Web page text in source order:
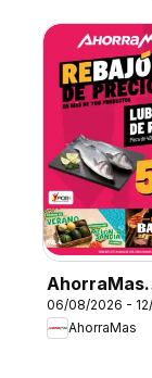
AhorraMas
Folleto
06/08/2026 -
AhorraMas